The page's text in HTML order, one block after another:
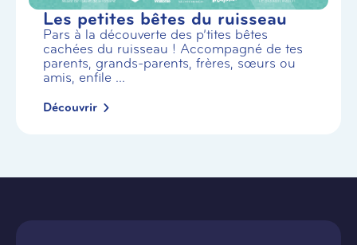
Les petites bêtes du ruisseau
Pars à la découverte des p’tites bêtes
cachées du ruisseau ! Accompagné de tes
parents, grands-parents, frères, sœurs ou
amis, enfile ...
Découvrir